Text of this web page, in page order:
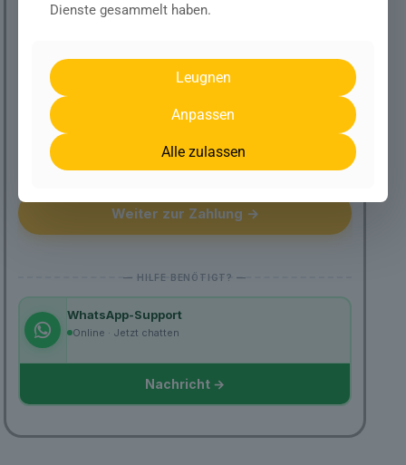
Fälliger Betrag
Lifetime · Nächster Schritt: Zahlung
Sichere Verbindung · SSL-verschlüsselt
Weiter zur Zahlung →
WhatsApp-Support
Online · Jetzt chatten
Nachricht →
Dienste gesammelt haben.
Leugnen
Anpassen
Alle zulassen